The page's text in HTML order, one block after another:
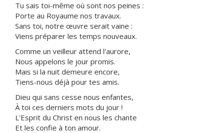
Tu sais toi-même où sont nos peines :
Porte au Royaume nos travaux.
Sans toi, notre œuvre serait vaine :
Viens préparer les temps nouveaux.
Comme un veilleur attend l'aurore,
Nous appelons le jour promis.
Mais si la nuit demeure encore,
Tiens-nous déjà pour tes amis.
Dieu qui sans cesse nous enfantes,
À toi ces derniers mots du jour !
L'Esprit du Christ en nous les chante
Et les confie à ton amour.